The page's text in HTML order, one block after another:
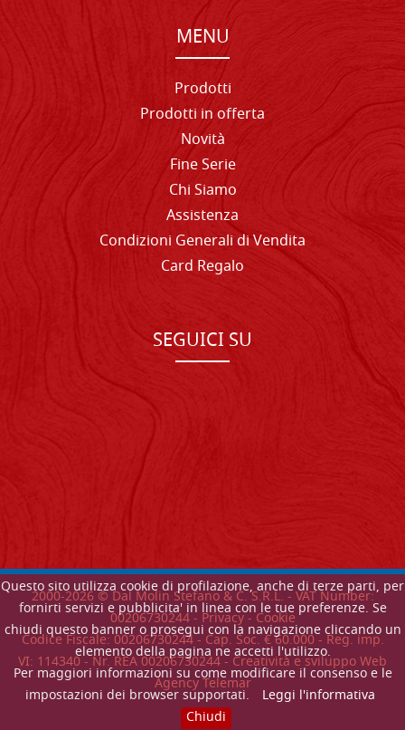
Questo sito utilizza cookie di profilazione, anche di terze parti, per
fornirti servizi e pubblicita' in linea con le tue preferenze. Se
chiudi questo banner o prosegui con la navigazione cliccando un
elemento della pagina ne accetti l'utilizzo.
Per maggiori informazioni su come modificare il consenso e le
impostazioni dei browser supportati.
Leggi l'informativa
Chiudi
MENU
Prodotti
Prodotti in offerta
Novità
Fine Serie
Chi Siamo
Assistenza
Condizioni Generali di Vendita
Card Regalo
SEGUICI SU
2000-2026© Dal Molin Stefano & C. S.R.L. - VAT Number:
00206730244 - Privacy-Cookie
Codice Fiscale: 00206730244 - Cap. Soc. € 60.000 - Reg. imp.
VI: 114340 - Nr. REA 00206730244 - Creatività e sviluppo Web
Agency Telemar